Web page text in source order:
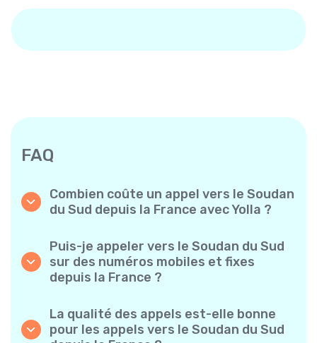
FAQ
Combien coûte un appel vers le Soudan
du Sud depuis la France avec Yolla ?
abordables pour les appels vers le Soudan du
Sud. Consultez simplement les tarifs les plus
récents dans l’application — sans frais
cachés, sans mauvaise surprise.
Puis-je appeler vers le Soudan du Sud
sur des numéros mobiles et fixes
depuis la France ?
vers des téléphones mobiles et des lignes
fixes vers le Soudan du Sud en toute
simplicité.
La qualité des appels est-elle bonne
pour les appels vers le Soudan du Sud